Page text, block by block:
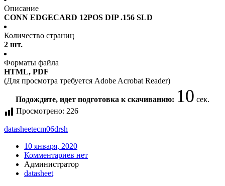
Описание
CONN EDGECARD 12POS DIP .156 SLD
Количество страниц
2 шт.
Форматы файла
HTML, PDF
(Для просмотра требуется Adobe Acrobat Reader)
Подождите, идет подготовка к скачиванию: 10 сек.
Просмотрено: 226
datasheetecm06drsh
10 января, 2020
Комментариев нет
Администратор
datasheet